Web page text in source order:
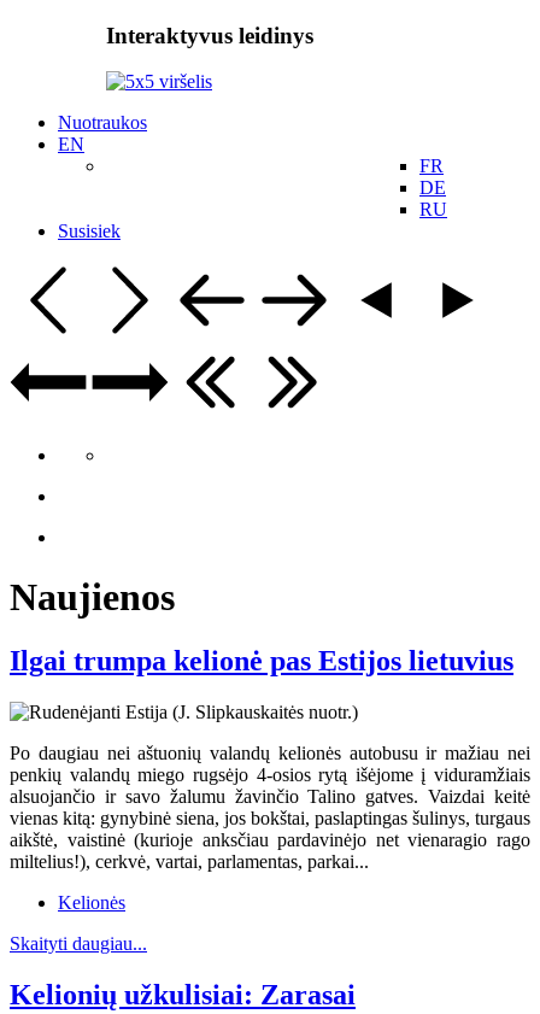
Interaktyvus leidinys
Nuotraukos
EN
FR
DE
RU
Susisiek
Naujienos
Ilgai trumpa kelionė pas Estijos lietuvius
Po daugiau nei aštuonių valandų kelionės autobusu ir mažiau nei
penkių valandų miego rugsėjo 4-osios rytą išėjome į viduramžiais
alsuojančio ir savo žalumu žavinčio Talino gatves. Vaizdai keitė
vienas kitą: gynybinė siena, jos bokštai, paslaptingas šulinys, turgaus
aikštė, vaistinė (kurioje anksčiau pardavinėjo net vienaragio rago
miltelius!), cerkvė, vartai, parlamentas, parkai...
Kelionės
Skaityti daugiau...
Kelionių užkulisiai: Zarasai